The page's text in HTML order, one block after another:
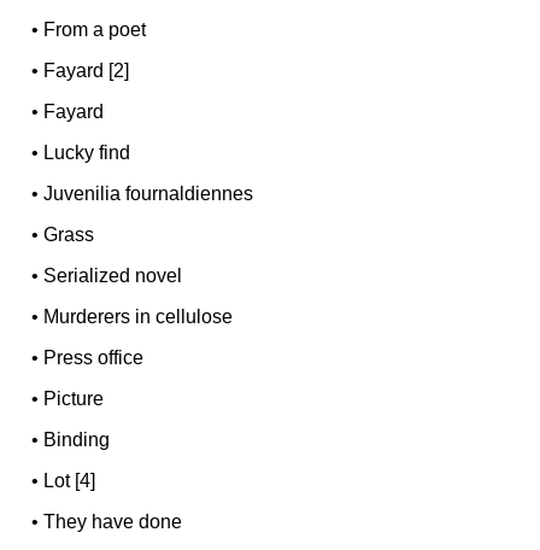
• From a poet
• Fayard [2]
• Fayard
• Lucky find
•Juvenilia fournaldiennes
•Grass
• Serialized novel
• Murderers in cellulose
• Press office
• Picture
• Binding
• Lot [4]
•They have done